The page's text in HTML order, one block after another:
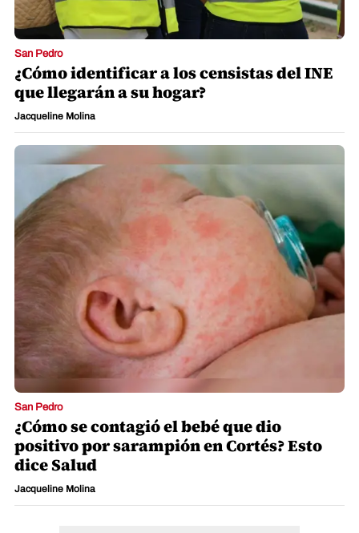
San Pedro
¿Cómo identificar a los censistas del INE
que llegarán a su hogar?
Jacqueline Molina
San Pedro
¿Cómo se contagió el bebé que dio
positivo por sarampión en Cortés? Esto
dice Salud
Jacqueline Molina